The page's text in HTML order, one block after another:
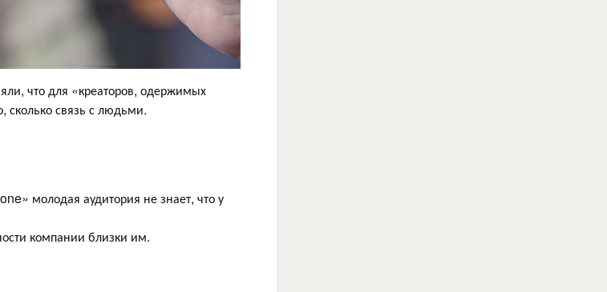
что для «креаторов, одержимых
сколько связь с людьми.
молодая аудитория не знает, что у
компании близки им.